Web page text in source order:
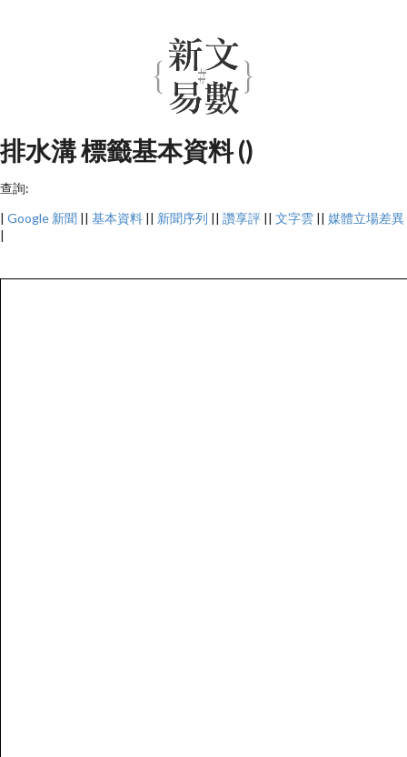
排水溝 標籤基本資料 ()
查詢:
| Google 新聞 || 基本資料 || 新聞序列 || 讚享評 || 文字雲 || 媒體立場差異
|